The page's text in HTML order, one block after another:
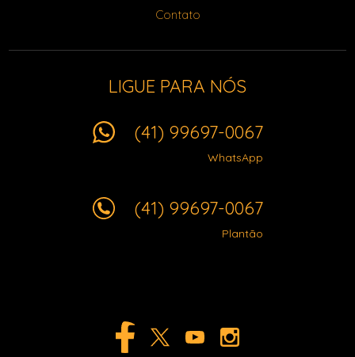
Contato
LIGUE PARA NÓS
(41) 99697-0067
WhatsApp
(41) 99697-0067
Plantão